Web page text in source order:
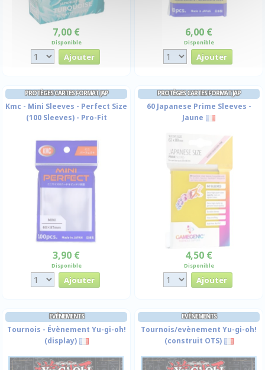
7,00 €
Disponible
6,00 €
Disponible
PROTÈGES CARTES FORMAT JAP
Kmc - Mini Sleeves - Perfect Size
(100 Sleeves) - Pro-Fit
3,90 €
Disponible
PROTÈGES CARTES FORMAT JAP
60 Japanese Prime Sleeves -
Jaune
4,50 €
Disponible
EVÉNEMENTS
Tournois - Évènement Yu-gi-oh!
(display)
EVÉNEMENTS
Tournois/evènement Yu-gi-oh!
(construit OTS)